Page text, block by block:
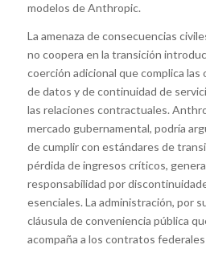
modelos de Anthropic.
La amenaza de consecuencias
no coopera en la transición
coerción adicional que complica las
de datos y de continuidad de
las relaciones contractuales.
mercado gubernamental, podría
de cumplir con estándares de
pérdida de ingresos críticos,
responsabilidad por
esenciales. La administración, por
cláusula de conveniencia pública
acompaña a los contratos